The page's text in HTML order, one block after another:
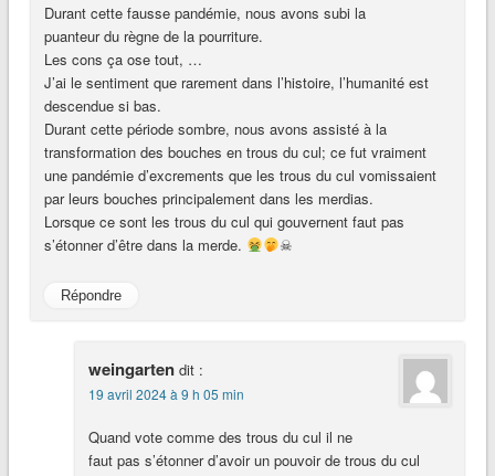
Durant cette fausse pandémie, nous avons subi la
puanteur du règne de la pourriture.
Les cons ça ose tout, …
J’ai le sentiment que rarement dans l’histoire, l’humanité est
descendue si bas.
Durant cette période sombre, nous avons assisté à la
transformation des bouches en trous du cul; ce fut vraiment
une pandémie d’excrements que les trous du cul vomissaient
par leurs bouches principalement dans les merdias.
Lorsque ce sont les trous du cul qui gouvernent faut pas
s’étonner d’être dans la merde.
☠
Répondre
weingarten dit :
19 avril 2024 à 9 h 05 min
Quand vote comme des trous du cul il ne
faut pas s’étonner d’avoir un pouvoir de trous du cul